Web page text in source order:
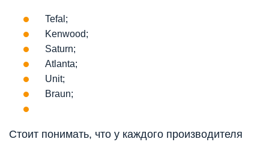
Tefal;
Kenwood;
Saturn;
Atlanta;
Unit;
Braun;
Стоит понимать, что у каждого производителя